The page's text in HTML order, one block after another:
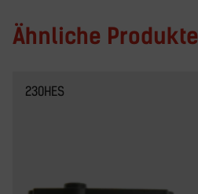
Ähnliche Produkte
230HES